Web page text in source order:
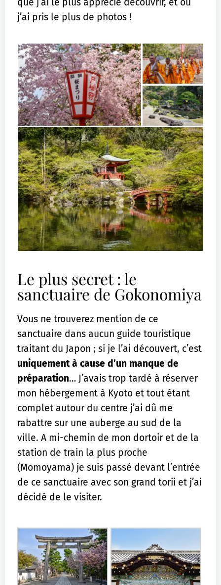
que j’ai le plus apprécié découvrir, et où
j’ai pris le plus de photos !
Le plus secret : le
sanctuaire de Gokonomiya
Vous ne trouverez mention de ce
sanctuaire dans aucun guide touristique
traitant du Japon ; si je l’ai découvert, c’est
uniquement à cause d’un manque de
préparation… J’avais trop tardé à réserver
mon hébergement à Kyoto et tout étant
complet autour du centre j’ai dû me
rabattre sur une auberge au sud de la
ville. A mi-chemin de mon dortoir et de la
station de train la plus proche
(Momoyama) je suis passé devant l’entrée
de ce sanctuaire avec son grand torii et j’ai
décidé de le visiter.